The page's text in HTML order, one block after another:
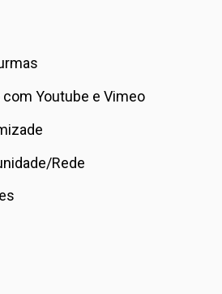
Youtube e Vimeo
Rede